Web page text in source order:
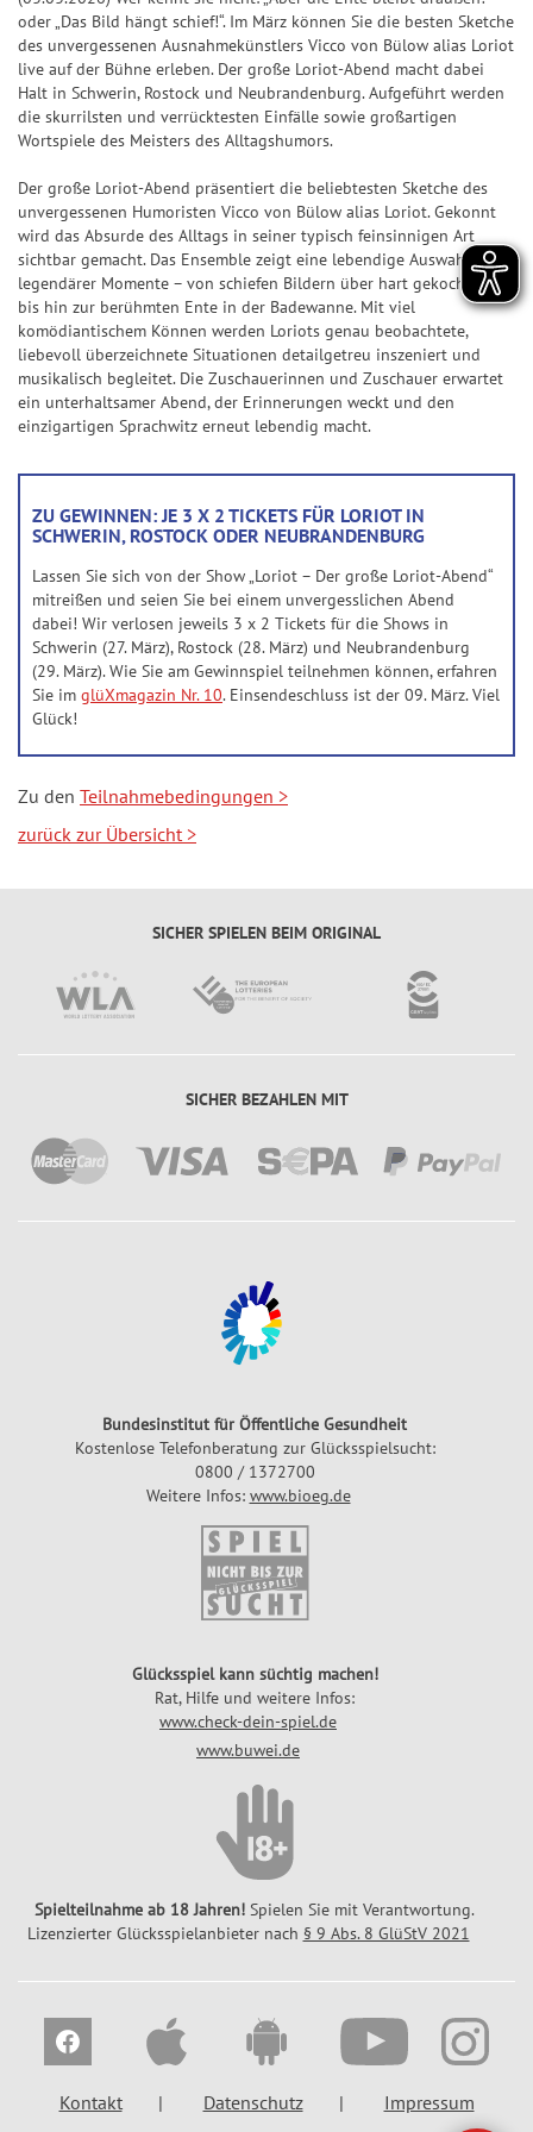
7
7
S
U
E
R
6
G
l
ü
c
k
S
p
ir
a
e
S
i
e
h
n
c
e
p
o
t
s
&
G
e
w
i
n
n
e
F
e
e
d
e
Z
a
h
e
n
e
ff
r
n
G
h
l
e
n
G
l
ü
k
s
-
T
i
p
p
i
e
l
7
7
S
U
P
E
R
6
Jac
kp
ot-
Jä
ge
ke
n
+7
+8
+9 +10
p
i
e
l
7
7
S
U
P
E
R
6
Pr
oje
ktf
ör
de
ng
Natu
r-
und
Um
welt
tz
dan
k
BIN
GO!
i
e
g
e
r
-
C
h
a
n
c
e
S
p
l
7
S
U
P
R
5
Ge
wi
nn
hle
n
e
r
b
i
l
a
n
z
G
l
ü
c
k
s
i
p
l
e
it
u
n
G
e
w
i
n
n
z
a
l
e
n
&
Q
u
o
t
n
S
i
p
S
p
i
e
l
a
n
l
e
it
u
n
g
G
i
n
z
a
h
l
n
&
Q
u
o
e
p
p
a
oder „Das Bild hängt schief!“. Im März können Sie die besten Sketche
des unvergessenen Ausnahmekünstlers Vicco von Bülow alias Loriot
live auf der Bühne erleben. Der große Loriot-Abend macht dabei
Halt in Schwerin, Rostock und Neubrandenburg. Aufgeführt werden
die skurrilsten und verrücktesten Einfälle sowie großartigen
Wortspiele des Meisters des Alltagshumors.
Der große Loriot-Abend präsentiert die beliebtesten Sketche des
unvergessenen Humoristen Vicco von Bülow alias Loriot. Gekonnt
wird das Absurde des Alltags in seiner typisch feinsinnigen Art
sichtbar gemacht. Das Ensemble zeigt eine lebendige Auswahl
legendärer Momente – von schiefen Bildern über hart gekochte Eier
bis hin zur berühmten Ente in der Badewanne. Mit viel
komödiantischem Können werden Loriots genau beobachtete,
liebevoll überzeichnete Situationen detailgetreu inszeniert und
musikalisch begleitet. Die Zuschauerinnen und Zuschauer erwartet
ein unterhaltsamer Abend, der Erinnerungen weckt und den
einzigartigen Sprachwitz erneut lebendig macht.
ZU GEWINNEN: JE 3 X 2 TICKETS FÜR LORIOT IN
SCHWERIN, ROSTOCK ODER NEUBRANDENBURG
Lassen Sie sich von der Show „Loriot – Der große Loriot-Abend“
mitreißen und seien Sie bei einem unvergesslichen Abend
dabei! Wir verlosen jeweils 3 x 2 Tickets für die Shows in
Schwerin (27. März), Rostock (28. März) und Neubrandenburg
(29. März). Wie Sie am Gewinnspiel teilnehmen können, erfahren
Sie im glüXmagazin Nr. 10. Einsendeschluss ist der 09. März. Viel
Glück!
Zu den Teilnahmebedingungen >
zurück zur Übersicht >
SICHER SPIELEN BEIM ORIGINAL
SICHER BEZAHLEN MIT
Bundesinstitut für Öffentliche Gesundheit
Kostenlose Telefonberatung zur Glücksspielsucht:
0800 / 1372700
Weitere Infos: www.bioeg.de
Glücksspiel kann süchtig machen!
Rat, Hilfe und weitere Infos:
www.check-dein-spiel.de
www.buwei.de
Spielteilnahme ab 18 Jahren! Spielen Sie mit Verantwortung.
Lizenzierter Glücksspielanbieter nach § 9 Abs. 8 GlüStV 2021
Kontakt Datenschutz
Impressum